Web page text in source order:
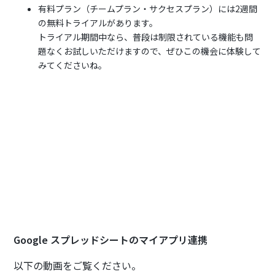
有料プラン（チームプラン・サクセスプラン）には2週間
の無料トライアルがあります。
トライアル期間中なら、普段は制限されている機能も問
題なくお試しいただけますので、ぜひこの機会に体験して
みてくださいね。
Google スプレッドシートのマイアプリ連携
以下の動画をご覧ください。